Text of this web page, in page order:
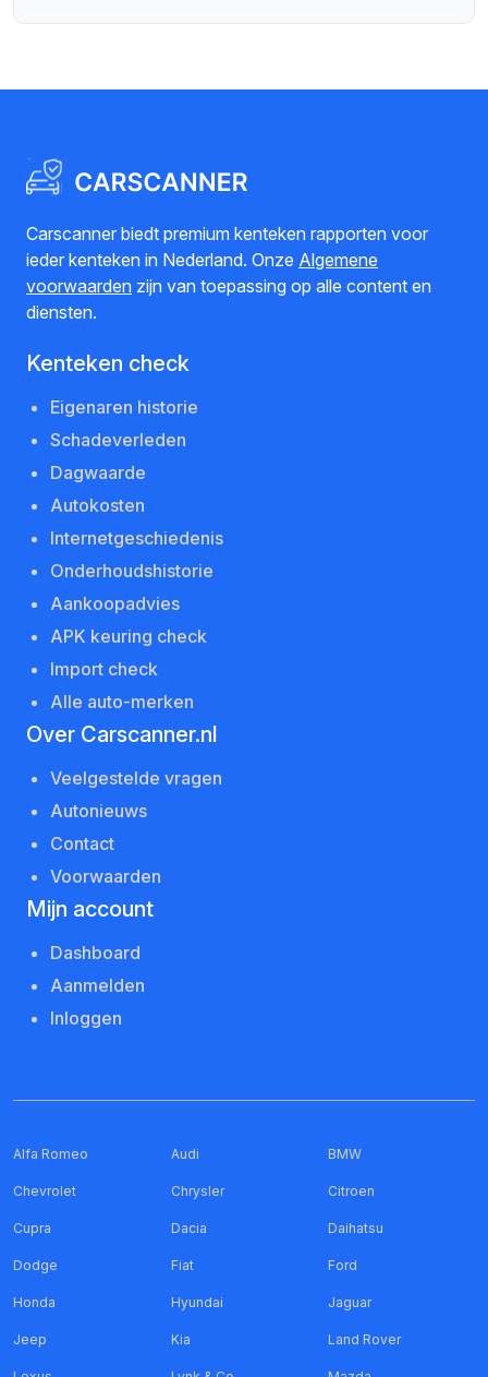
Carscanner biedt premium kenteken rapporten voor
ieder kenteken in Nederland. Onze Algemene
voorwaarden zijn van toepassing op alle content en
diensten.
Kenteken check
Eigenaren historie
Schadeverleden
Dagwaarde
Autokosten
Internetgeschiedenis
Onderhoudshistorie
Aankoopadvies
APK keuring check
Import check
Alle auto-merken
Over Carscanner.nl
Veelgestelde vragen
Autonieuws
Contact
Voorwaarden
Mijn account
Dashboard
Aanmelden
Inloggen
Alfa Romeo Audi BMW
Chevrolet Chrysler Citroen
Cupra Dacia Daihatsu
Dodge Fiat Ford
Honda Hyundai Jaguar
Jeep Kia Land Rover